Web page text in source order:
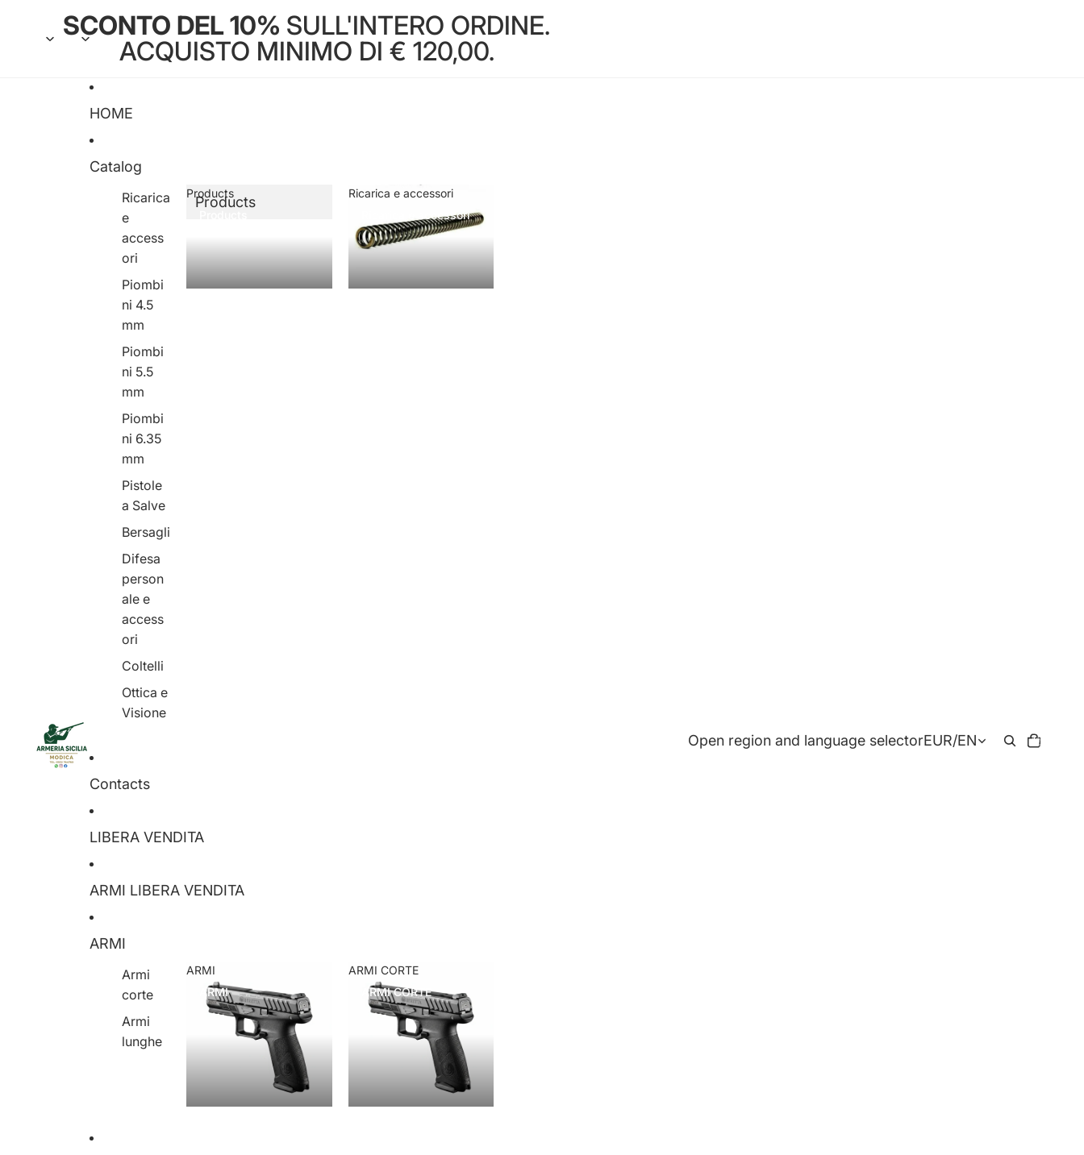
SCONTO DEL 10% SULL'INTERO ORDINE.
ACQUISTO MINIMO DI € 120,00.
HOME
Catalog
Ricarica
e
access
ori
Piombi
ni 4.5
mm
Piombi
ni 5.5
mm
Piombi
ni 6.35
mm
Pistole
a Salve
Bersagli
Difesa
person
ale e
access
ori
Coltelli
Ottica e
Visione
Products
Products
Ricarica e accessori
Ricarica e accessori
Contacts
LIBERA VENDITA
ARMI LIBERA VENDITA
ARMI
Armi
corte
Armi
lunghe
ARMI
ARMI
ARMI CORTE
ARMI CORTE
Open region and language selectorEUR/EN
items
in